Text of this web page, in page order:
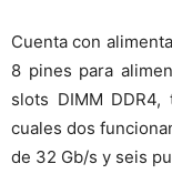
Cuenta con
8 pines para
slots DIMM
cuales dos
de 32 Gb/s y seis